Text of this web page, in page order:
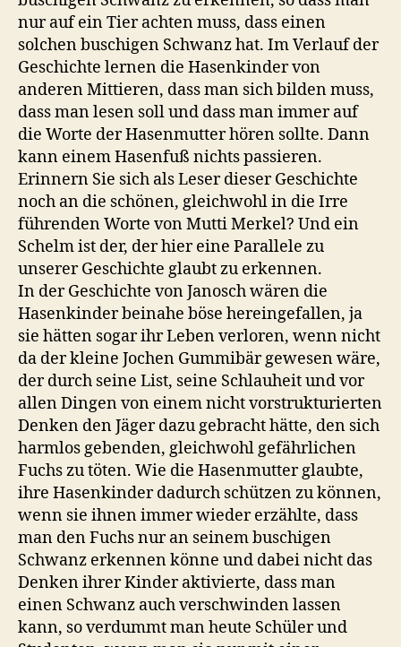
nur auf ein Tier achten muss, dass einen
solchen buschigen Schwanz hat. Im Verlauf der
Geschichte lernen die Hasenkinder von
anderen Mittieren, dass man sich bilden muss,
dass man lesen soll und dass man immer auf
die Worte der Hasenmutter hören sollte. Dann
kann einem Hasenfuß nichts passieren.
Erinnern Sie sich als Leser dieser Geschichte
noch an die schönen, gleichwohl in die Irre
führenden Worte von Mutti Merkel? Und ein
Schelm ist der, der hier eine Parallele zu
unserer Geschichte glaubt zu erkennen.
In der Geschichte von Janosch wären die
Hasenkinder beinahe böse hereingefallen, ja
sie hätten sogar ihr Leben verloren, wenn nicht
da der kleine Jochen Gummibär gewesen wäre,
der durch seine List, seine Schlauheit und vor
allen Dingen von einem nicht vorstrukturierten
Denken den Jäger dazu gebracht hätte, den sich
harmlos gebenden, gleichwohl gefährlichen
Fuchs zu töten. Wie die Hasenmutter glaubte,
ihre Hasenkinder dadurch schützen zu können,
wenn sie ihnen immer wieder erzählte, dass
man den Fuchs nur an seinem buschigen
Schwanz erkennen könne und dabei nicht das
Denken ihrer Kinder aktivierte, dass man
einen Schwanz auch verschwinden lassen
kann, so verdummt man heute Schüler und